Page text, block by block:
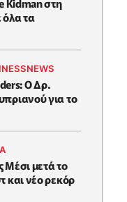
τα
Ο Δρ.
για το
Μέσι μετά το
και νέο ρεκόρ